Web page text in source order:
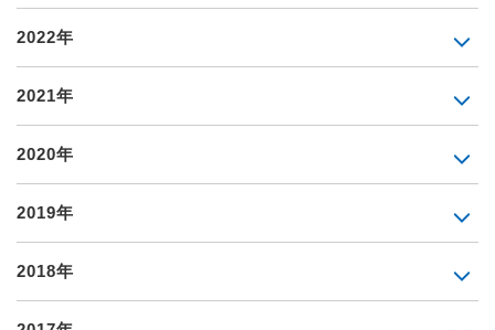
2022年
2021年
2020年
2019年
2018年